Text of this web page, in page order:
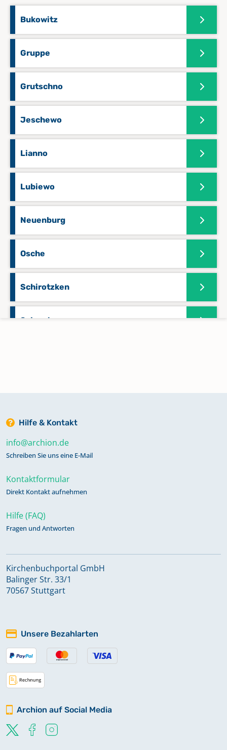
Bukowitz
Gruppe
Grutschno
Jeschewo
Lianno
Lubiewo
Neuenburg
Osche
Schirotzken
Schwetz
Schwetz, Stadtgemeinde
Waldau
Hilfe & Kontakt
info@archion.de
Schreiben Sie uns eine E-Mail
Kontaktformular
Direkt Kontakt aufnehmen
Hilfe (FAQ)
Fragen und Antworten
Kirchenbuchportal GmbH
Balinger Str. 33/1
70567 Stuttgart
Unsere Bezahlarten
Archion auf Social Media